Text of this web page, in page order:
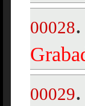
00028.
00029.